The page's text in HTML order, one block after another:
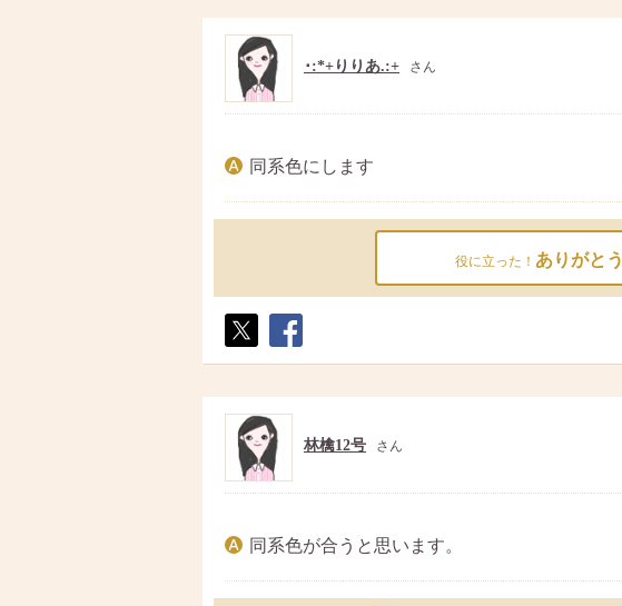
･:*+りりあ.:+ さん
同系色にします
役に立った！ ありがとう
ト
ア
林檎12号 さん
同系色が合うと思います。